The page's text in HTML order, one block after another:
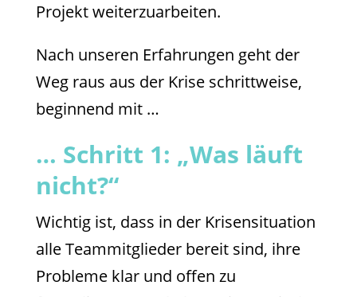
Projekt weiterzuarbeiten.
Nach unseren Erfahrungen geht der
Weg raus aus der Krise schrittweise,
beginnend mit …
… Schritt 1: „Was läuft
nicht?“
Wichtig ist, dass in der Krisensituation
alle Teammitglieder bereit sind, ihre
Probleme klar und offen zu